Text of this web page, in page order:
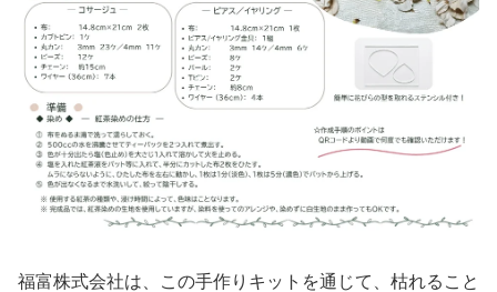
福富株式会社は、この手作りキットを通じて、枯れること